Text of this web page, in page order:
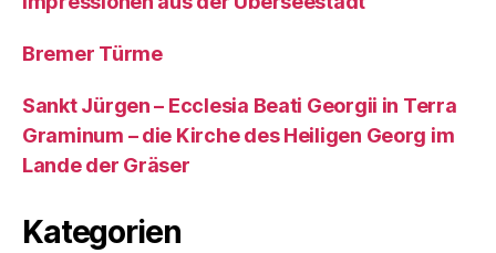
Bremer Türme
Sankt Jürgen – Ecclesia Beati Georgii in Terra
Graminum – die Kirche des Heiligen Georg im
Lande der Gräser
Kategorien